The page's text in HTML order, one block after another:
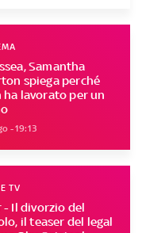
Samantha
spiega perché
ha lavorato per un
- 19:13
- Il divorzio del
il teaser del legal
TV